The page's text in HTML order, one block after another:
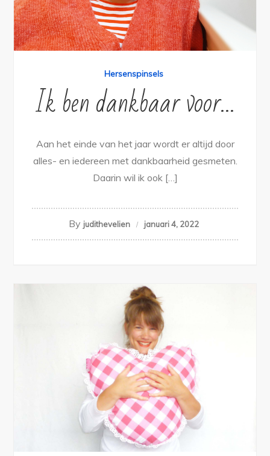
Hersenspinsels
Ik ben dankbaar voor…
Aan het einde van het jaar wordt er altijd door
alles- en iedereen met dankbaarheid gesmeten.
Daarin wil ik ook […]
By judithevelien januari 4, 2022